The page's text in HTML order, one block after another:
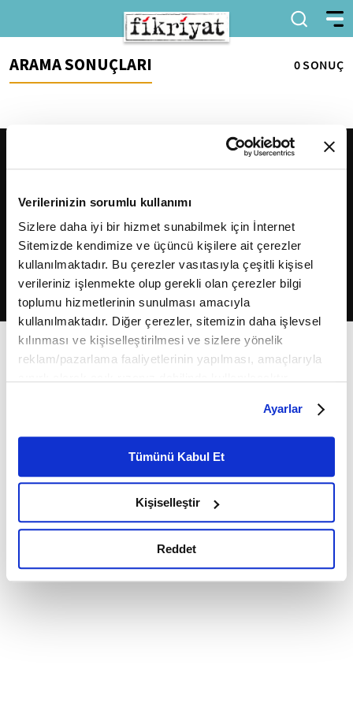
Verilerinizin sorumlu kullanımı
Sizlere daha iyi bir hizmet sunabilmek için İnternet
Sitemizde kendimize ve üçüncü kişilere ait çerezler
kullanılmaktadır. Bu çerezler vasıtasıyla çeşitli kişisel
verileriniz işlenmekte olup gerekli olan çerezler bilgi
toplumu hizmetlerinin sunulması amacıyla
kullanılmaktadır. Diğer çerezler, sitemizin daha işlevsel
kılınması ve kişiselleştirilmesi ve sizlere yönelik
reklam/pazarlama faaliyetlerinin yapılması, amaçlarıyla
belirleyebilirsiniz. Çerezlere ilişkin detaylı bilgi için
Ayarlar butonuna tıklayabilir,Çerez Bilgilendirme
Metnimizi ziyaret edebilirsiniz.
6698 sayılı Kişisel Verilerin Korunması Kanunu uyarınca
okumak ve sitemizi ziyaretiniz kapsamında
gerçekleştirilen veri işleme faaliyetleri ile ilgili daha
detaylı bilgi almak için lütfentıklayınız.
Ayarlar
Tümünü Kabul Et
Kişiselleştir
Reddet
ARAMA SONUÇLARI 0 SONUÇ
2026Fikriyat. Tüm hakları saklıdır.